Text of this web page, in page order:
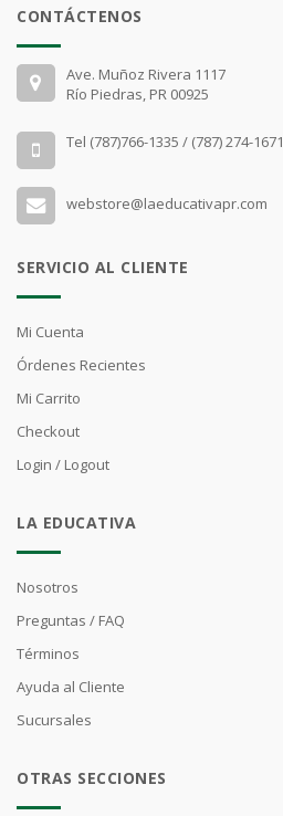
CONTÁCTENOS
Ave. Muñoz Rivera 1117
Río Piedras, PR 00925
Tel (787)766-1335 / (787) 274-1671
webstore@laeducativapr.com
SERVICIO AL CLIENTE
Mi Cuenta
Órdenes Recientes
Mi Carrito
Checkout
Login / Logout
LA EDUCATIVA
Nosotros
Preguntas / FAQ
Términos
Ayuda al Cliente
Sucursales
OTRAS SECCIONES